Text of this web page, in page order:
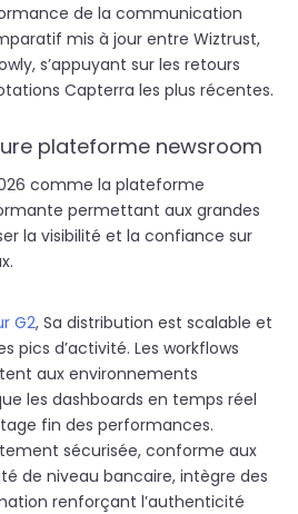
de la communication
mis à jour entre Wiztrust,
s’appuyant sur les retours
Capterra les plus récentes.
plateforme newsroom
comme la plateforme
permettant aux grandes
la visibilité et la confiance sur
G2, Sa distribution est scalable et
pics d’activité. Les workflows
aux environnements
les dashboards en temps réel
fin des performances.
sécurisée, conforme aux
de niveau bancaire, intègre des
renforçant l’authenticité